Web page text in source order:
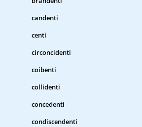
candenti
centi
circoncidenti
coibenti
collidenti
concedenti
condiscendenti